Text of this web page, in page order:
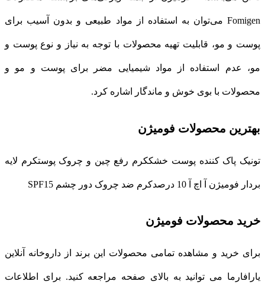
Fomigen می‌توان به استفاده از مواد طبیعی و بدون آسیب برای
پوست و مو، قابلیت تهیه محصولات با توجه به نیاز و نوع پوست و
مو، عدم استفاده از مواد شیمیایی مضر برای پوست و مو و
محصولات با بوی خوش و ماندگار اشاره کرد.
بهترین محصولات فومیژن
تونیک پاک کننده پوست خشککرم رفع چین و چروک پوستکرم لایه
بردار فومیژن آ اچ آ 10 درصدکرم ضد چروک دور چشم SPF15
خرید محصولات فومیژن
برای خرید و مشاهده تمامی محصولات این برند از داروخانه آنلاین
یارافارما می توانید به بالای صفحه مراجعه کنید. برای اطلاعات